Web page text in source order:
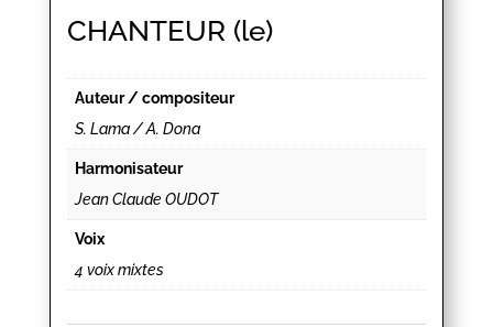
CHANTEUR (le)
Auteur / compositeur
S. Lama / A. Dona
Harmonisateur
Jean Claude OUDOT
Voix
4 voix mixtes